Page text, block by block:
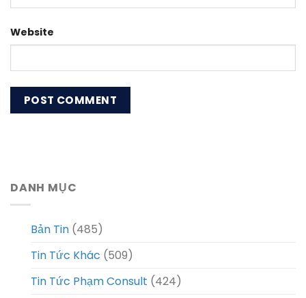
Website
DANH MỤC
Bản Tin (485)
Tin Tức Khác (509)
Tin Tức Phạm Consult (424)